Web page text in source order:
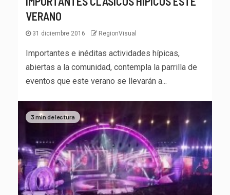
VERANO
31 diciembre 2016 RegionVisual
Importantes e inéditas actividades hípicas,
abiertas a la comunidad, contempla la parrilla de
eventos que este verano se llevarán a...
3 min de lectura